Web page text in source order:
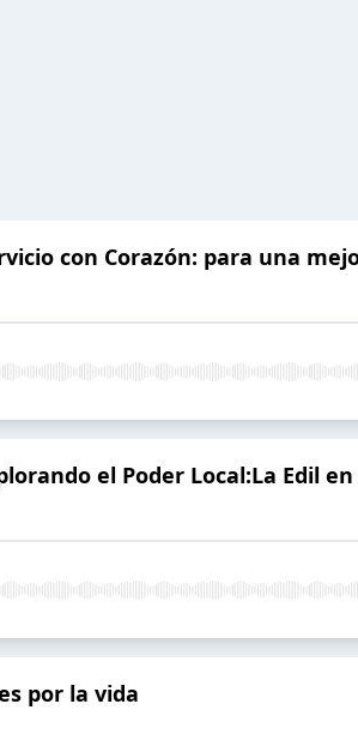
con Corazón: para una
el Poder Local:La Edil
por la vida